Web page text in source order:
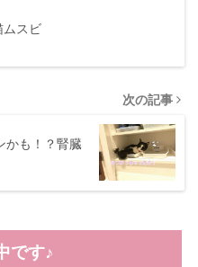
ムスビ
次の記事
かも！？腎臓
です♪